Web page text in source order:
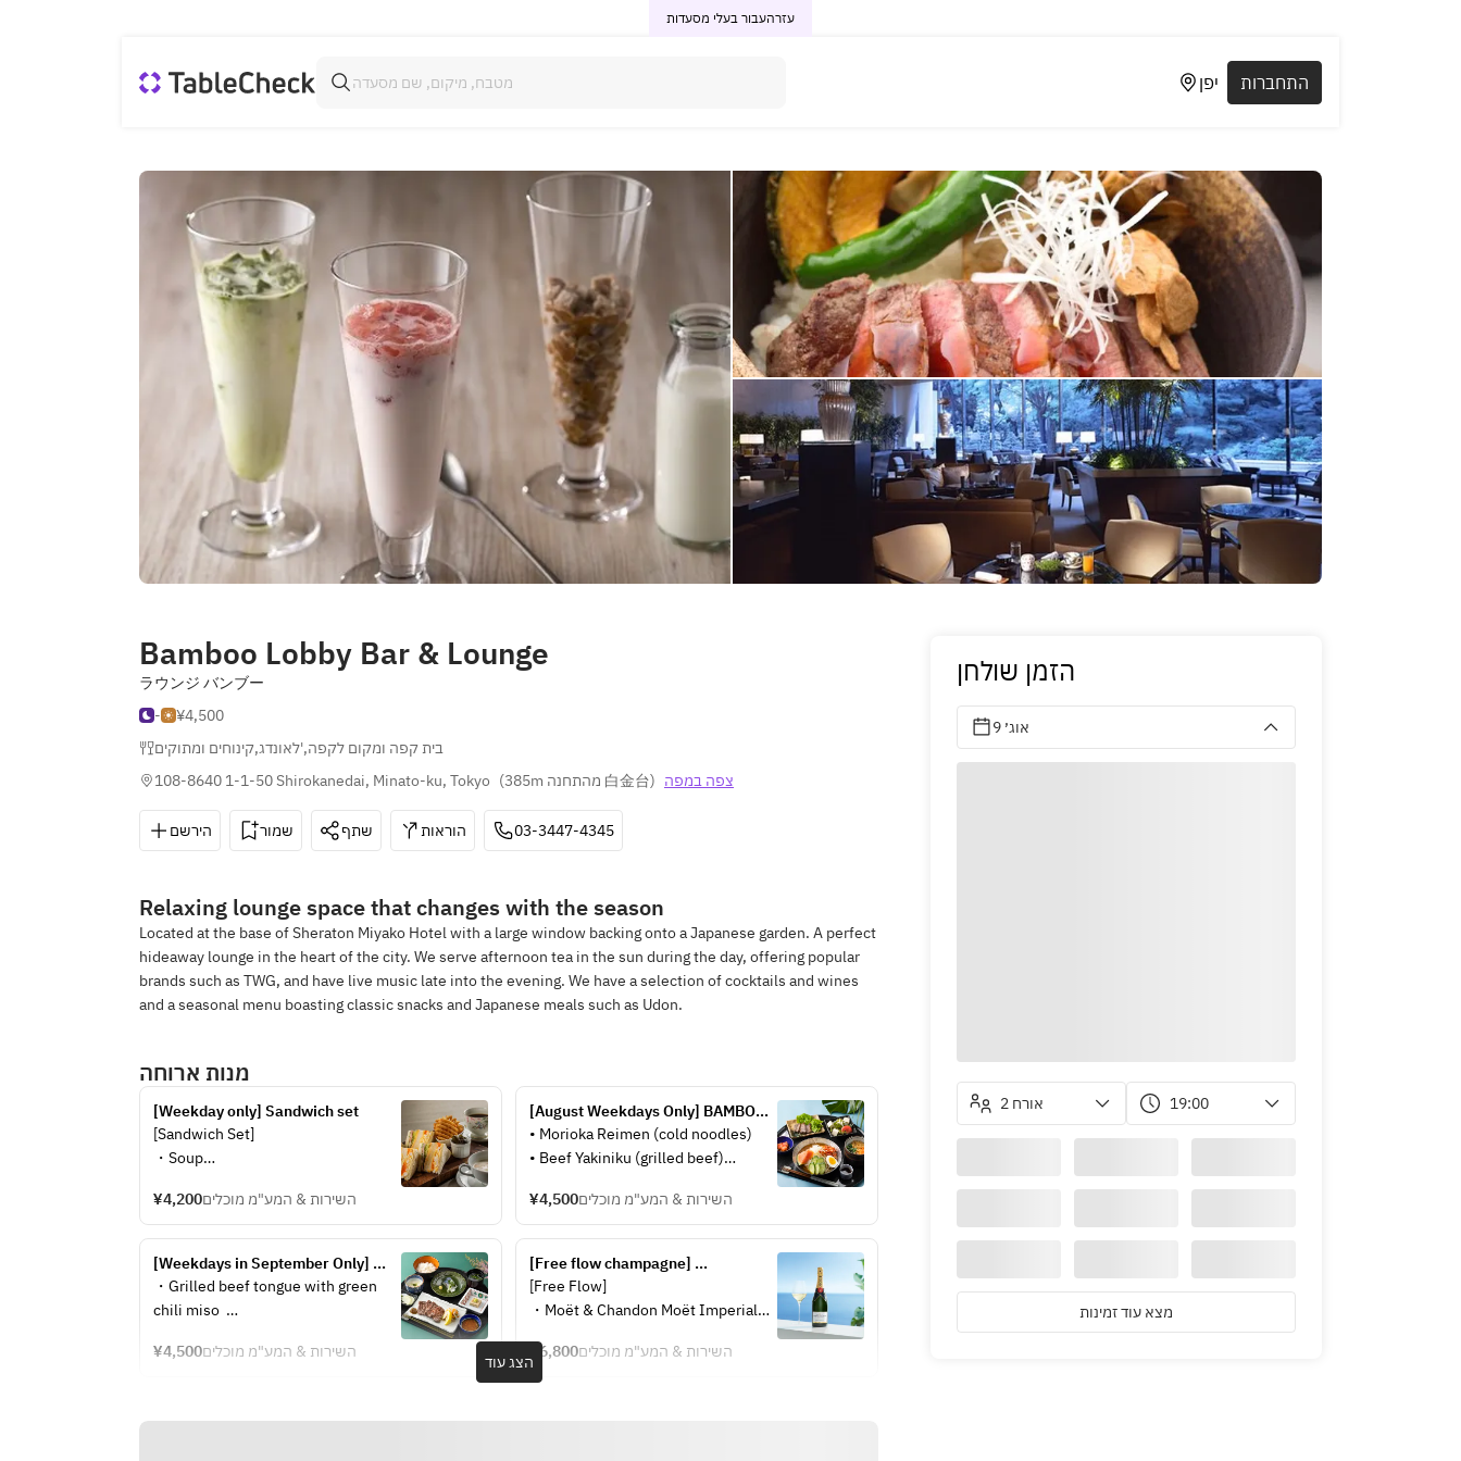
עבור בעלי מסעדותעזרה
יפן התחברות
Bamboo Lobby Bar & Lounge
ラウンジ バンブー
-
¥4,500
קינוחים ומתוקים, לאונדג',בית קפה ומקום לקפה
108-8640 1-1-50 Shirokanedai, Minato-ku, Tokyo ( 385m מהתחנה 白金台) צפה במפה
הירשם שמור שתף הוראות 03-3447-4345
Relaxing lounge space that changes with the season
Located at the base of Sheraton Miyako Hotel with a large window backing onto a Japanese garden. A perfect
hideaway lounge in the heart of the city. We serve afternoon tea in the sun during the day, offering popular
brands such as TWG, and have live music late into the evening. We have a selection of cocktails and wines
and a seasonal menu boasting classic snacks and Japanese meals such as Udon.
מנות ארוחה
[Sandwich Set]
・Soup
Ham, Cheese, Lettuce) *Photo is for
illustrative purposes only
・Coffee or Tea (TWG Tea)
¥4,200השירות & המע"מ מוכלים
[August Weekdays Only] BAMBOO
Gozen Hazuki (with coffee or TWG
Tea)
• Morioka Reimen (cold noodles)
• Beef Yakiniku (grilled beef)
• Mini Bibimbap
• Kkakdugi (radish kimchi)
¥4,500השירות & המע"מ מוכלים
[Weekdays in September Only]
BAMBOO Set Meal – Nagatsuki,
with coffee or TWG Tea
・Grilled beef tongue with green
chili miso
ginger
¥4,500השירות & המע"מ מוכלים
[Free flow champagne]
*Weekdays and Sundays
[Free Flow]
・Moët & Chandon Moët Imperial
・Mimosa
・White Mimosa
¥6,800השירות & המע"מ מוכלים
הצג עוד
הזמן שולחן
9 אוג׳
2 אורח 19:00
מצא עוד זמינות